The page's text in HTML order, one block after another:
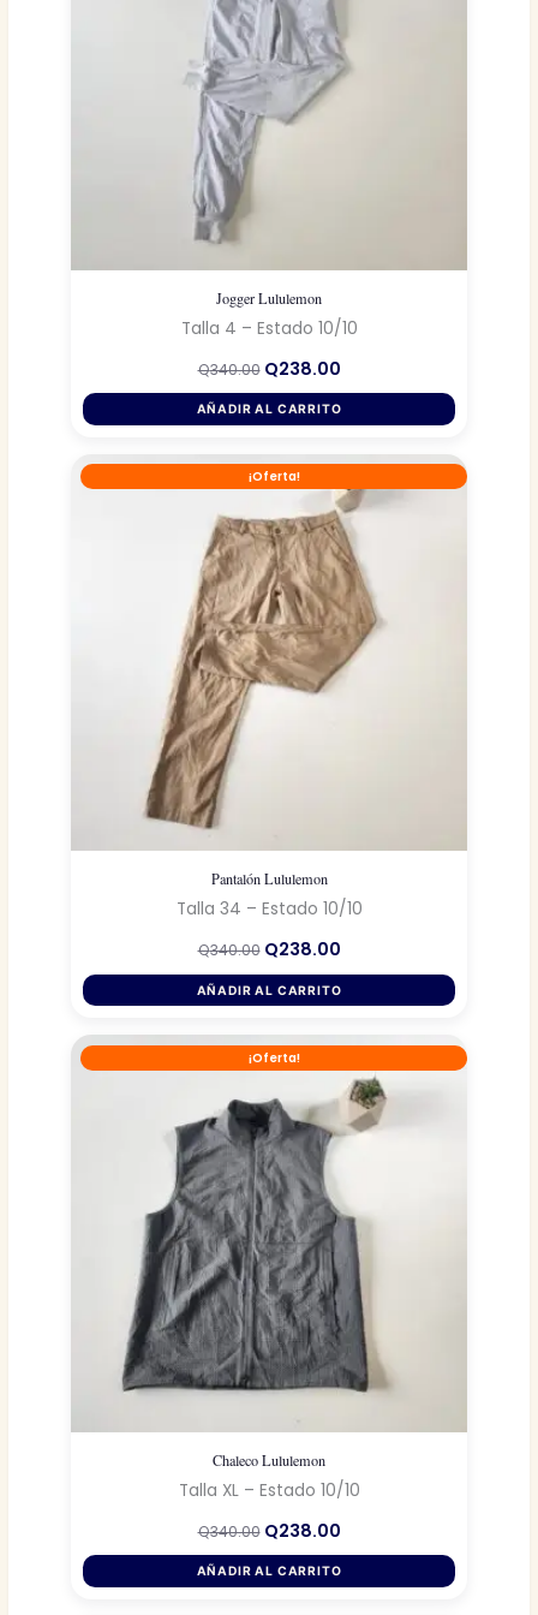
Jogger Lululemon
Talla 4 – Estado 10/10
Q340.00 El
original
era:
Q238.00El
actual
es:
AÑADIR AL CARRITO
¡Oferta!
Pantalón Lululemon
Talla 34 – Estado 10/10
Q340.00 El
original
era:
Q238.00El
actual
es:
AÑADIR AL CARRITO
¡Oferta!
Chaleco Lululemon
Talla XL – Estado 10/10
Q340.00 El
original
era:
Q238.00El
actual
es:
AÑADIR AL CARRITO